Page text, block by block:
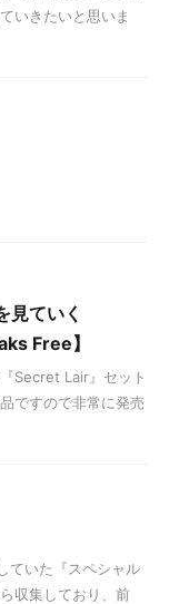
いきたいと思いま
見ていく
Free】
Secret Lair』セット
ですので非常に発売
ていた『スペシャル
収集しており、前